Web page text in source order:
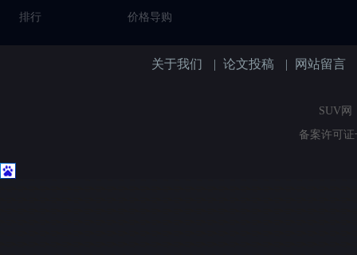
排行
价格导购
关于我们 | 论文投稿 | 网站留言
SUV网
备案许可证